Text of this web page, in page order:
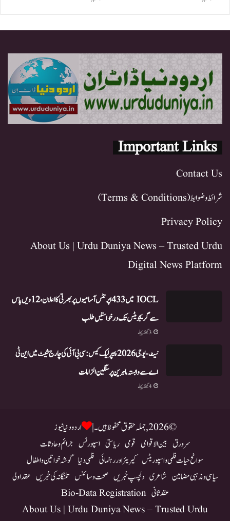
Important Links
Contact Us
شرائط و ضوابط (Terms & Conditions)
Privacy Policy
About Us | Urdu Duniya News – Trusted Urdu
Digital News Platform
IOCL میں 433 اپرنٹس آسامیوں پر بھرتی کا اعلان، 12ویں پاس
سے گریجویٹس تک درخواستیں طلب
3 گھنٹے پہلے
نیٹ-یو جی 2026 پیپر لیک کیس: سی بی آئی کی چارج شیٹ میں این ٹی
اے سے وابستہ ماہرین پر سنگین الزامات
4 گھنٹے پہلے
© 2026, جملہ حقوق محفوظ ہیں۔ | اردو دنیا نیوز
سرورق بین الاقوامی قومی ریاستی اسپورٹس جرائم و حادثات
سوانح حیات فلمی و اسپوریٹس کیریئر اور رہنمائی فلمی دنیا گوشہ خواتین و اطفال
سیاسی و مذہبی مضامین شاعری دلچسپ خبریں صحت و سائنس تلنگانہ کی خبریں عقد اولی
عقد ثانی Bio-Data Registration
About Us | Urdu Duniya News – Trusted Urdu